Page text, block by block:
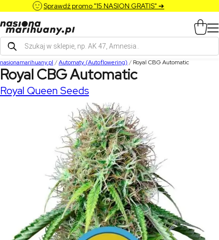
Sprawdź promo "15 NASION GRATIS" ➔
Wyszukiwarka
produktów
nasionamarihuany.pl /Automaty (Autoflowering) / Royal CBG Automatic
Royal CBG Automatic
Royal Queen Seeds